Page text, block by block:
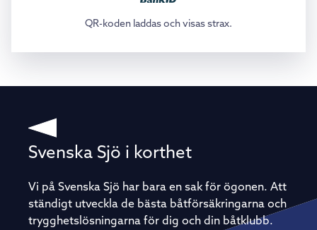
QR-koden laddas och visas strax.
Svenska Sjö i korthet
Vi på Svenska Sjö har bara en sak för ögonen. Att
ständigt utveckla de bästa båtförsäkringarna och
trygghetslösningarna för dig och din båtklubb.